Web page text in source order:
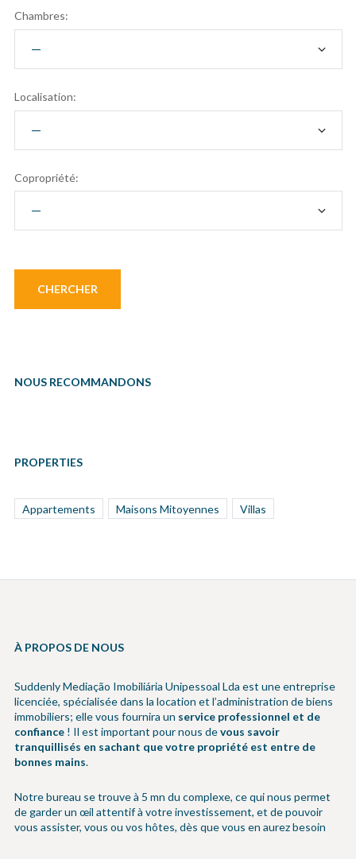
Chambres:
Localisation:
Copropriété:
NOUS RECOMMANDONS
PROPERTIES
Appartements Maisons Mitoyennes Villas
À PROPOS DE NOUS
Suddenly Mediação Imobiliária Unipessoal Lda est une entreprise
licenciée, spécialisée dans la location et l’administration de biens
immobiliers; elle vous fournira un service professionnel et de
confiance! Il est important pour nous devous savoir
tranquillisés en sachant que votre propriété est entre de
bonnes mains.
Notre bureau se trouve à 5 mn du complexe, ce qui nous permet
de garder un œil attentif à votre investissement, et de pouvoir
vous assister, vous ou vos hôtes, dès que vous en aurez besoin